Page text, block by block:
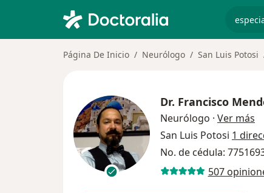
Página De Inicio Neurólogo San Luis Potosi
Dr. Francisco
Neurólogo · Ver más
San Luis Potosi 1
No. de cédula:
507